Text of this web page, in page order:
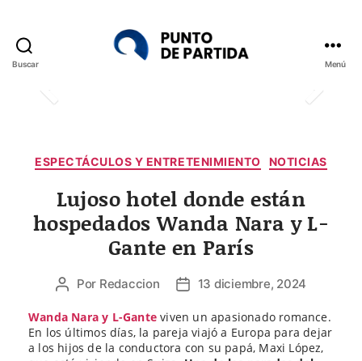
Buscar Menú
ESPECTÁCULOS Y ENTRETENIMIENTO NOTICIAS
Lujoso hotel donde están
hospedados Wanda Nara y L-
Gante en París
Autor
la
entrada
Por Redaccion
Fecha
la
entrada
13 diciembre, 2024
Wanda Nara y L-Gante viven un apasionado romance.
En los últimos días, la pareja viajó a Europa para dejar
a los hijos de la conductora con su papá, Maxi López,